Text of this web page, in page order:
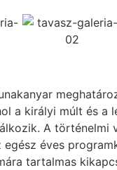
a királyi múlt és a
A történelmi
egész éves
tartalmas